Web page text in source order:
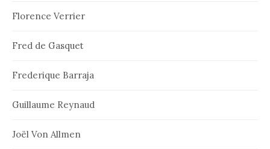
Florence Verrier
Fred de Gasquet
Frederique Barraja
Guillaume Reynaud
Joël Von Allmen